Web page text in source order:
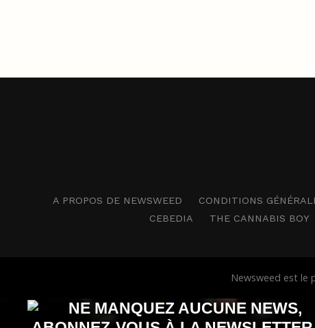
A PROPOS DE NEWSWEED CONDITIONS
CEBEDIA
THE CANNABIS BOY
Newsweed est le
NE MANQUEZ AUCUNE NEWS,